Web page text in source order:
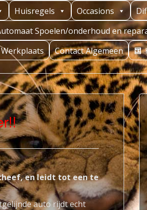
Huisregels Occasions
Spoelen/onderhoud en
Contact Algemeen
en leidt tot een te
auto rijdt echt